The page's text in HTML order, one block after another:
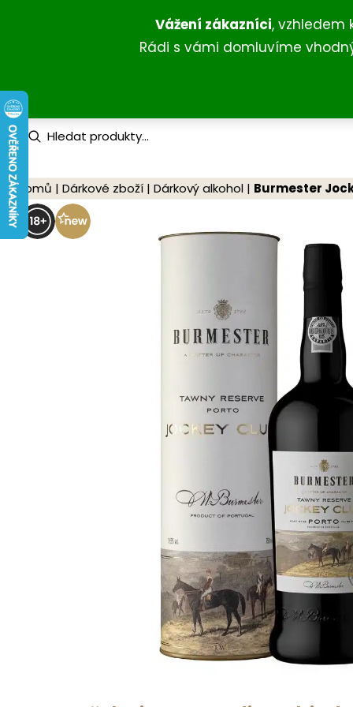
Vážení zákazníci, vzhledem
Rádi s vámi domluvíme
P
r
o
d
u
c
t
s
s
Domů | Dárkové zboží | Dárkový alkohol | Burmester